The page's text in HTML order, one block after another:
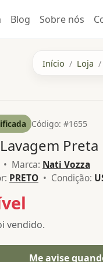
Blog Sobre nós
Início Loja
Código: #1655
Preta
• Marca: Nati Vozza
PRETO • Condição:
vendido.
Me avise